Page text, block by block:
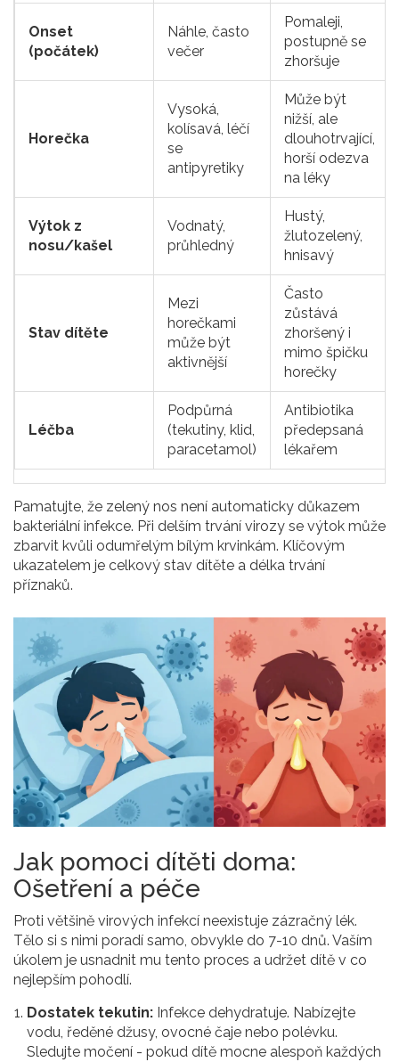
Onset
(počátek)
Náhle, často
večer
Pomaleji,
postupně se
zhoršuje
Horečka
Vysoká,
kolísavá, léčí
se
antipyretiky
Může být
nižší, ale
dlouhotrvající,
horší odezva
na léky
Výtok z
nosu/kašel
Vodnatý,
průhledný
Hustý,
žlutozelený,
hnisavý
Stav dítěte
Mezi
horečkami
může být
aktivnější
Často
zůstává
zhoršený i
mimo špičku
horečky
Léčba
Podpůrná
(tekutiny, klid,
paracetamol)
Antibiotika
předepsaná
lékařem
Pamatujte, že zelený nos není automaticky důkazem
bakteriální infekce. Při delším trvání virozy se výtok může
zbarvit kvůli odumřelým bílým krvinkám. Klíčovým
ukazatelem je celkový stav dítěte a délka trvání
příznaků.
Jak pomoci dítěti doma:
Ošetření a péče
Proti většině virových infekcí neexistuje zázračný lék.
Tělo si s nimi poradí samo, obvykle do 7-10 dnů. Vaším
úkolem je usnadnit mu tento proces a udržet dítě v co
nejlepším pohodlí.
Dostatek tekutin: Infekce dehydratuje. Nabízejte
vodu, ředěné džusy, ovocné čaje nebo polévku.
Sledujte močení - pokud dítě mocne alespoň každých